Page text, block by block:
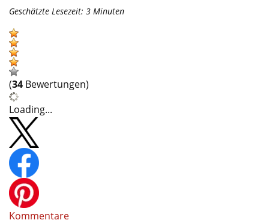
Geschätzte Lesezeit: 3 Minuten
(34 Bewertungen)
Loading...
Kommentare